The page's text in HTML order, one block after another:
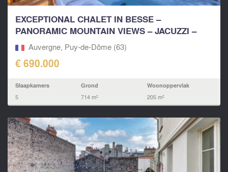
EXCEPTIONAL CHALET IN BESSE –
PANORAMIC MOUNTAIN VIEWS – JACUZZI –
SLEEPS 13 –...
Auvergne, Puy-de-Dôme (63)
€ 690.000
Slaapkamers
5
Grond
714 m²
Woonoppervlak
205 m²